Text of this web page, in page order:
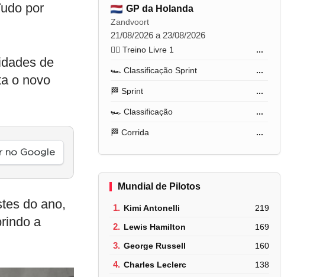
por
de
o novo
no Google
do ano,
a
GP da Holanda
Zandvoort
21/08/2026 a 23/08/2026
🏋️‍♂️ Treino Livre 1 ...
🏎️ Classificação Sprint ...
🏁 Sprint ...
🏎️ Classificação ...
🏁 Corrida ...
Mundial de Pilotos
1. Kimi Antonelli 219
2. Lewis Hamilton 169
3. George Russell 160
4. Charles Leclerc 138